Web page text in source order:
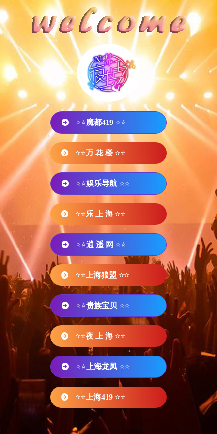
⭐⭐魔都419 ⭐⭐
⭐⭐万 花 楼 ⭐⭐
⭐⭐娱乐导航 ⭐⭐
⭐⭐乐 上 海 ⭐⭐
⭐⭐逍 遥 网 ⭐⭐
⭐⭐ 上海狼盟 ⭐⭐
⭐⭐贵族宝贝 ⭐⭐
⭐⭐夜 上 海 ⭐⭐
⭐⭐ 上海龙凤 ⭐⭐
⭐⭐ 上海419 ⭐⭐